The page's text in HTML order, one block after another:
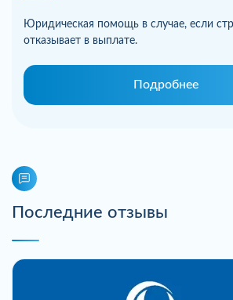
Юридическая помощь в случае, если
отказывает в выплате.
Подробнее
Последние отзывы